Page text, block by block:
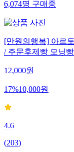
6,074명구매중
[만원의행복] 아르
/ 주문후제빵 모닝
12,000원
17%10,000원
4.6
(203)